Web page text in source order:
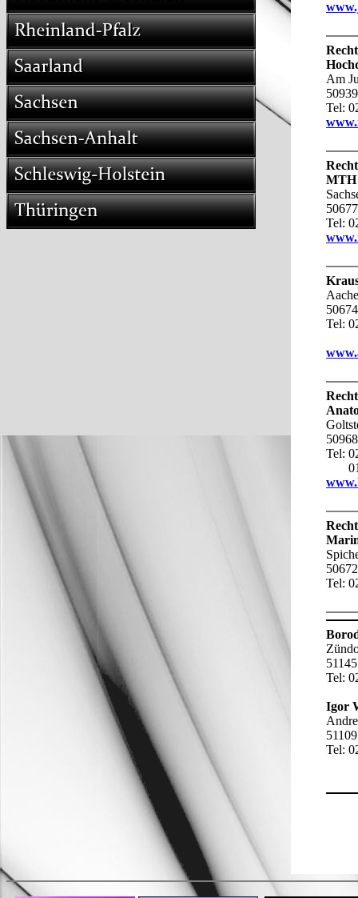
Am
Tel:
MTH
Tel:
Tel:
Tel:
Tel:
Tel:
Igor
Tel: